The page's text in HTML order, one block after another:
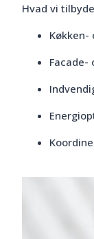
Hvad vi
Facade-